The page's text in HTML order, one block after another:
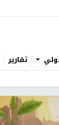
تقارير